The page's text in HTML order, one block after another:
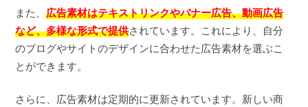
また、広告素材はテキストリンクやバナー広告、動画広告
など、多様な形式で提供されています。これにより、自分
のブログやサイトのデザインに合わせた広告素材を選ぶこ
とができます。
さらに、広告素材は定期的に更新されています。新しい商